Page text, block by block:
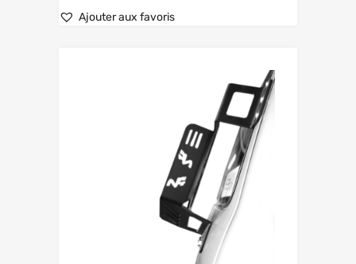
Ajouter aux favoris